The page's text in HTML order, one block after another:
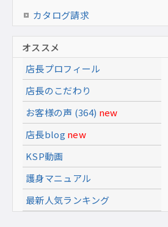
カタログ請求
オススメ
店長プロフィール
店長のこだわり
お客様の声 (364) new
店長blog new
KSP動画
護身マニュアル
最新人気ランキング